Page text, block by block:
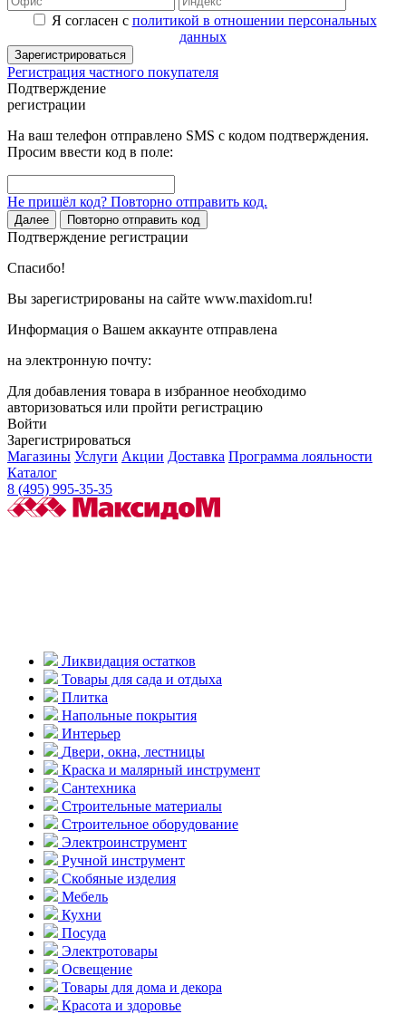
Я согласен с политикой в отношении персональных
данных
Зарегистрироваться
Регистрация частного покупателя
Подтверждение
регистрации
На ваш телефон отправлено SMS с кодом подтверждения.
Просим ввести код в поле:
Не пришёл код? Повторно отправить код.
Далее Повторно отправить код
Подтверждение регистрации
Спасибо!
Вы зарегистрированы на сайте www.maxidom.ru!
Информация о Вашем аккаунте отправлена
на электронную почту:
Для добавления товара в избранное необходимо
авторизоваться или пройти регистрацию
Войти
Зарегистрироваться
Магазины Услуги Акции Доставка Программа лояльности
Каталог
8 (495) 995-35-35
Ликвидация остатков
Товары для сада и отдыха
Плитка
Напольные покрытия
Интерьер
Двери, окна, лестницы
Краска и малярный инструмент
Сантехника
Строительные материалы
Строительное оборудование
Электроинструмент
Ручной инструмент
Скобяные изделия
Мебель
Кухни
Посуда
Электротовары
Освещение
Товары для дома и декора
Красота и здоровье